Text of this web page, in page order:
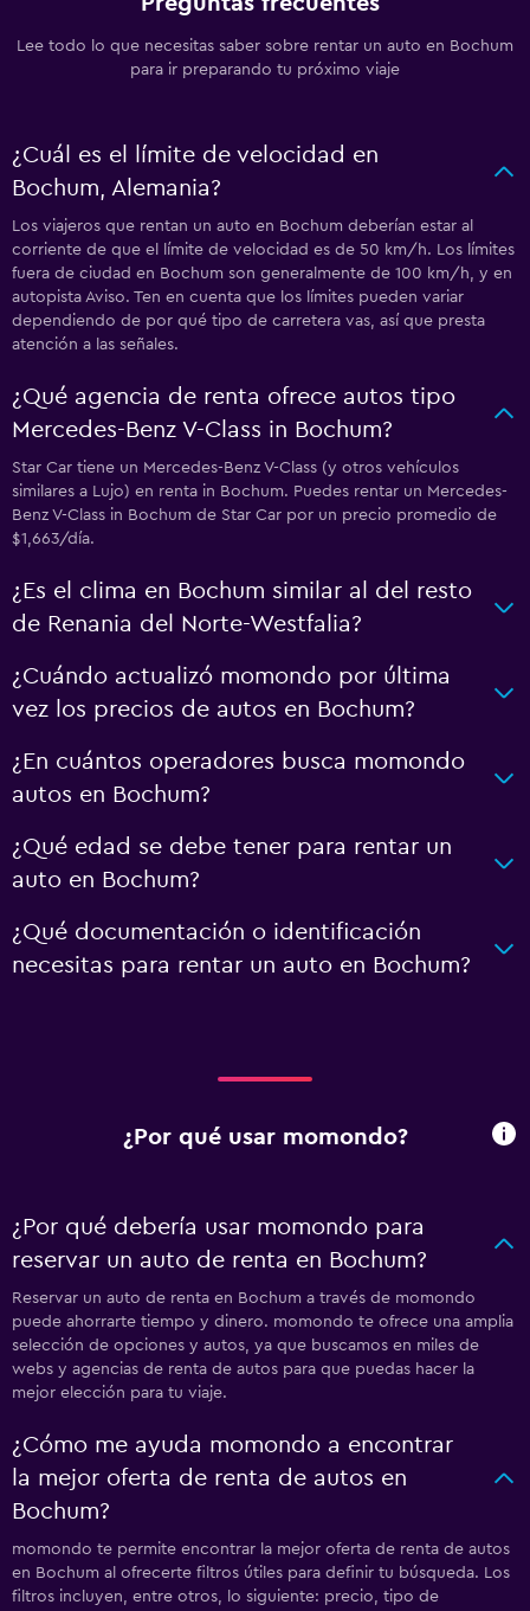
Lee todo lo que necesitas saber sobre rentar un auto en Bochum
para ir preparando tu próximo viaje
¿Cuál es el límite de velocidad en
Bochum, Alemania?
Los viajeros que rentan un auto en Bochum deberían estar al
corriente de que el límite de velocidad es de 50 km/h. Los límites
fuera de ciudad en Bochum son generalmente de 100 km/h, y en
autopista Aviso. Ten en cuenta que los límites pueden variar
dependiendo de por qué tipo de carretera vas, así que presta
atención a las señales.
¿Qué agencia de renta ofrece autos tipo
Mercedes-Benz V-Class in Bochum?
Star Car tiene un Mercedes-Benz V-Class (y otros vehículos
similares a Lujo) en renta in Bochum. Puedes rentar un Mercedes-
Benz V-Class in Bochum de Star Car por un precio promedio de
$1,663/día.
¿Es el clima en Bochum similar al del resto
de Renania del Norte-Westfalia?
¿Cuándo actualizó momondo por última
vez los precios de autos en Bochum?
¿En cuántos operadores busca momondo
autos en Bochum?
¿Qué edad se debe tener para rentar un
auto en Bochum?
¿Qué documentación o identificación
necesitas para rentar un auto en Bochum?
¿Por qué usar momondo?
¿Por qué debería usar momondo para
reservar un auto de renta en Bochum?
Reservar un auto de renta en Bochum a través de momondo
puede ahorrarte tiempo y dinero. momondo te ofrece una amplia
selección de opciones y autos, ya que buscamos en miles de
webs y agencias de renta de autos para que puedas hacer la
mejor elección para tu viaje.
¿Cómo me ayuda momondo a encontrar
la mejor oferta de renta de autos en
Bochum?
momondo te permite encontrar la mejor oferta de renta de autos
en Bochum al ofrecerte filtros útiles para definir tu búsqueda. Los
filtros incluyen, entre otros, lo siguiente: precio, tipo de